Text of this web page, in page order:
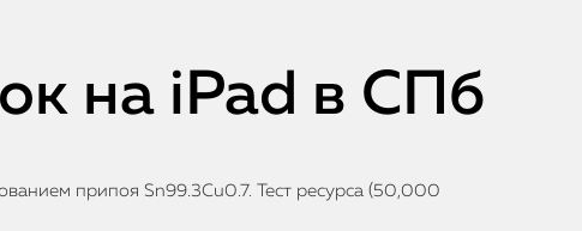
на iPad в СПб
припоя Sn99.3Cu0.7. Тест ресурса (50,000